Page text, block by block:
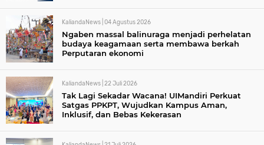
KaliandaNews | 04 Agustus 2026
Ngaben massal balinuraga menjadi perhelatan
budaya keagamaan serta membawa berkah
Perputaran ekonomi
KaliandaNews | 22 Juli 2026
Tak Lagi Sekadar Wacana! UIMandiri Perkuat
Satgas PPKPT, Wujudkan Kampus Aman,
Inklusif, dan Bebas Kekerasan